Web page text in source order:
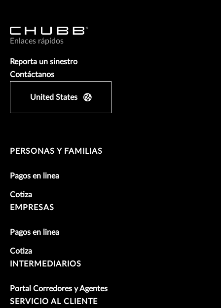
Enlaces rápidos
Reporta un sinestro
Contáctanos
United States
PERSONAS Y FAMILIAS
Pagos en linea
Cotiza
EMPRESAS
Pagos en linea
Cotiza
INTERMEDIARIOS
Portal Corredores y Agentes
SERVICIO AL CLIENTE